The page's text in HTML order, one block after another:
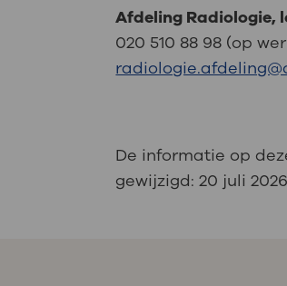
Afdeling Radiologie,
020 510 88 98 (op
De informatie op
gewijzigd:20 juli 2026